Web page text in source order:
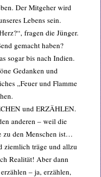
Der Mitgeher wird
Lebens sein.
fragen die Jünger.
gemacht haben?
sogar bis nach Indien.
Gedanken und
„Feuer und Flamme
und ERZÄHLEN.
anderen – weil die
zu den Menschen ist…
ziemlich träge und allzu
Realität! Aber dann
– ja, erzählen,